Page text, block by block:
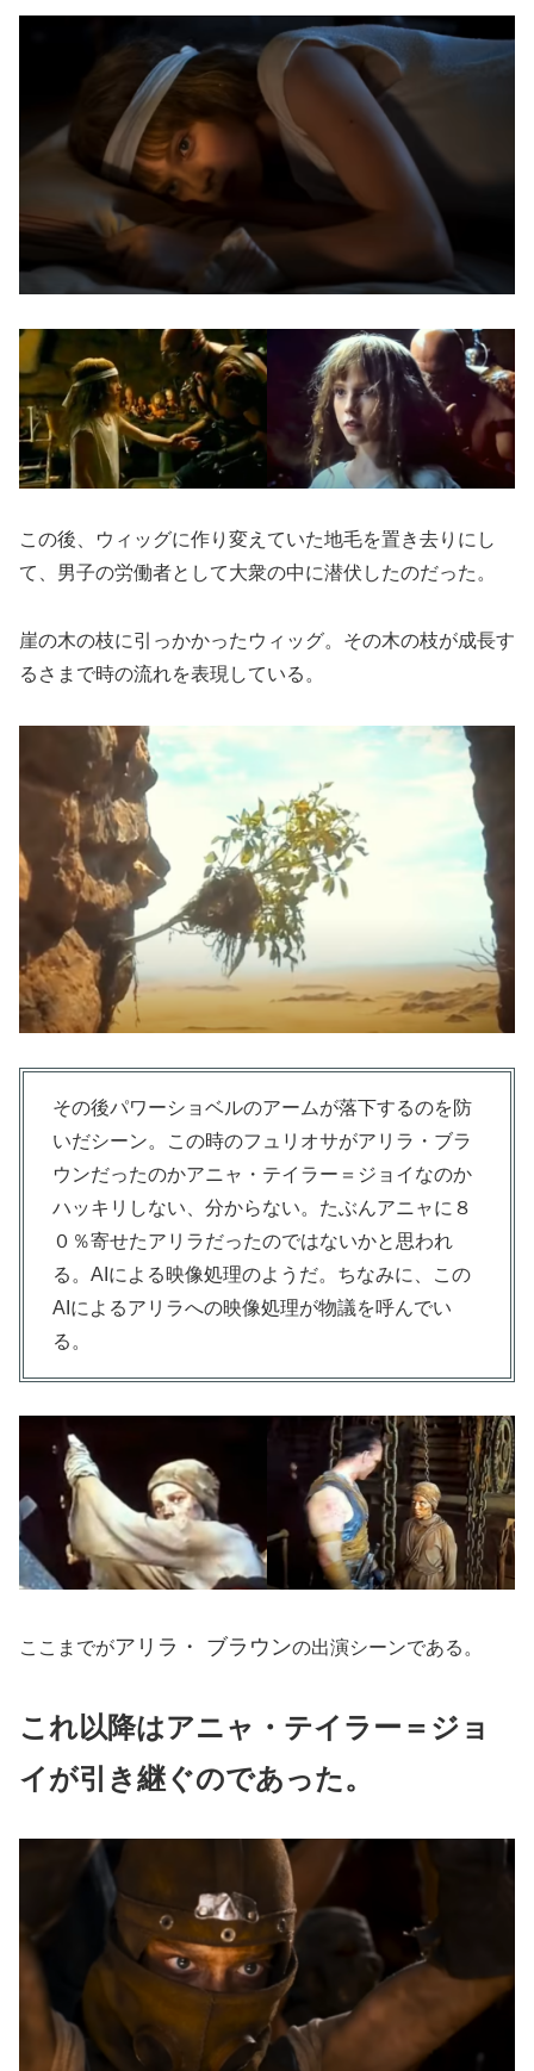
この後、ウィッグに作り変えていた地毛を置き去りにし
て、男子の労働者として大衆の中に潜伏したのだった。
崖の木の枝に引っかかったウィッグ。その木の枝が成長す
るさまで時の流れを表現している。
その後パワーショベルのアームが落下するのを防
いだシーン。この時のフュリオサがアリラ・ブラ
ウンだったのかアニャ・テイラー＝ジョイなのか
ハッキリしない、分からない。たぶんアニャに８
０％寄せたアリラだったのではないかと思われ
る。AIによる映像処理のようだ。ちなみに、この
AIによるアリラへの映像処理が物議を呼んでい
る。
ここまでがアリラ・ ブラウンの出演シーンである。
これ以降はアニャ・テイラー＝ジョ
イが引き継ぐのであった。